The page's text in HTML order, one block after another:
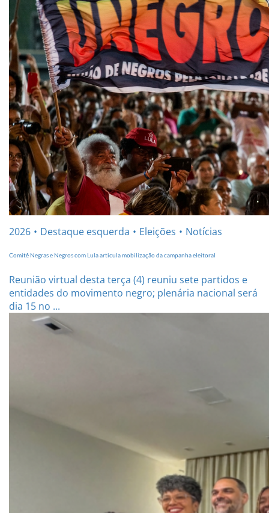
2026 Destaque esquerda Eleições Notícias
Comitê Negras e Negros com Lula articula mobilização da campanha eleitoral
Reunião virtual desta terça (4) reuniu sete partidos e
entidades do movimento negro; plenária nacional será
dia 15 no ...